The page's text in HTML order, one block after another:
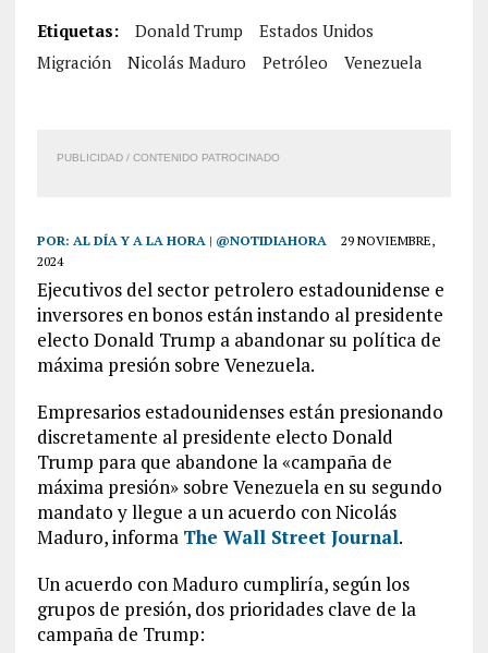
Etiquetas: Donald Trump
Estados Unidos
Migración
Nicolás Maduro Petróleo Venezuela
PUBLICIDAD / CONTENIDO PATROCINADO
POR: AL DÍA Y A LA HORA | @NOTIDIAHORA
29 NOVIEMBRE,
2024
Ejecutivos del sector petrolero estadounidense e
inversores en bonos están instando al presidente
electo Donald Trump a abandonar su política de
máxima presión sobre Venezuela.
Empresarios estadounidenses están presionando
discretamente al presidente electo Donald
Trump para que abandone la «campaña de
máxima presión» sobre Venezuela en su segundo
mandato y llegue a un acuerdo con Nicolás
Maduro, informa The Wall Street Journal.
Un acuerdo con Maduro cumpliría, según los
grupos de presión, dos prioridades clave de la
campaña de Trump: